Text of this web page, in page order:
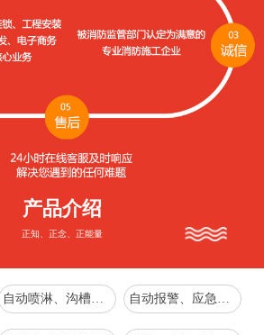
产品介绍
正知、正念、正能量
自动喷淋、沟槽管件、增压稳压、消防水箱系列 自动报警、应急照明、疏散指示、防火、防排烟通风系列